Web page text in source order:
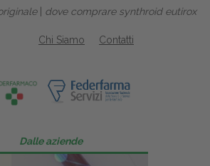
| dove comprare synthroid eutirox
Contatti
Chi Siamo
Dalle aziende